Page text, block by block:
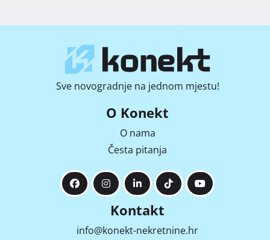
Sve novogradnje na jednom mjestu!
O Konekt
O nama
Česta pitanja
Kontakt
info@konekt-nekretnine.hr